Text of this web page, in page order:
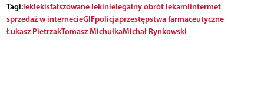
Tagi:leklekisfałszowane lekinielegalny obrót lekamiintermet
sprzedaż w internecieGIFpolicjaprzestępstwa farmaceutyczne
Łukasz PietrzakTomasz MichułkaMichał Rynkowski